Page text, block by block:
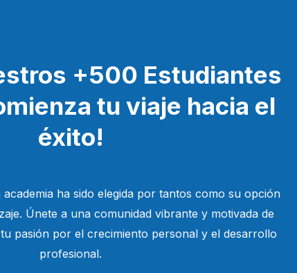
+500 Estudiantes
tu viaje hacia el
éxito!
ha sido elegida por tantos como su opción
Únete a una comunidad vibrante y motivada de
pasión por el crecimiento personal y el desarrollo
profesional.